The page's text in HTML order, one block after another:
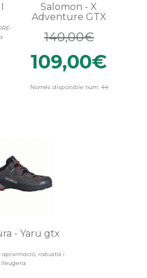
Només disponible num. 44
Salomon - X
Adventure GTX
140,00€
109,00€
robusta i
lleugera.
- Yaru gtx